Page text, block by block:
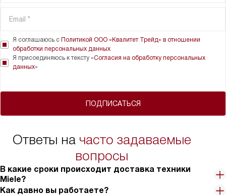
ПОДПИСАТЬСЯ
Я соглашаюсь с Политикой ООО «Квалитет Трейд» в отношении
обработки персональных данных
Я присоединяюсь к тексту «Согласия на обработку персональных
данных»
Ответы на часто задаваемые
вопросы
В какие сроки происходит доставка техники
Miele?
Как давно вы работаете?